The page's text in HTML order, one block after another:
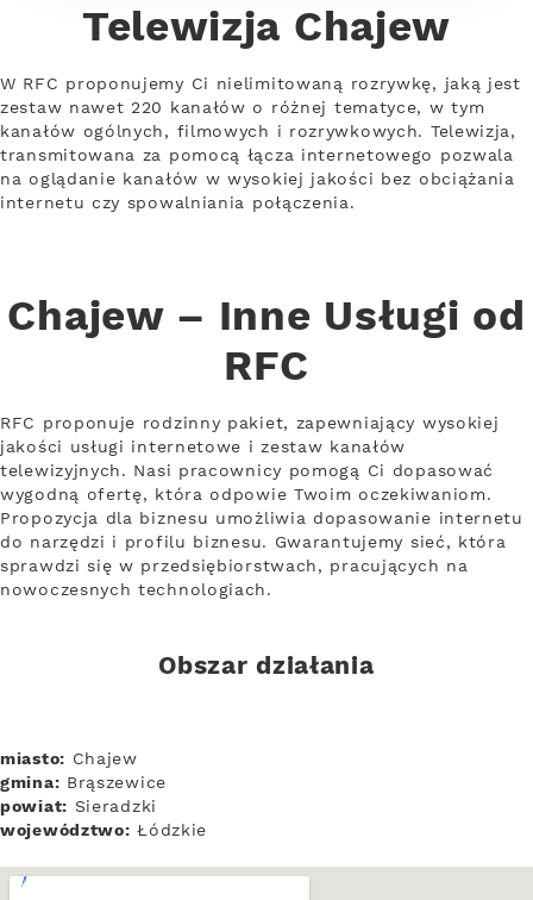
Telewizja Chajew
W RFC proponujemy Ci nielimitowaną rozrywkę, jaką jest
zestaw nawet 220 kanałów o różnej tematyce, w tym
kanałów ogólnych, filmowych i rozrywkowych. Telewizja,
transmitowana za pomocą łącza internetowego pozwala
na oglądanie kanałów w wysokiej jakości bez obciążania
internetu czy spowalniania połączenia.
Chajew – Inne Usługi od
RFC
RFC proponuje rodzinny pakiet, zapewniający wysokiej
jakości usługi internetowe i zestaw kanałów
telewizyjnych. Nasi pracownicy pomogą Ci dopasować
wygodną ofertę, która odpowie Twoim oczekiwaniom.
Propozycja dla biznesu umożliwia dopasowanie internetu
do narzędzi i profilu biznesu. Gwarantujemy sieć, która
sprawdzi się w przedsiębiorstwach, pracujących na
nowoczesnych technologiach.
Obszar działania
miasto: Chajew
gmina: Brąszewice
powiat: Sieradzki
województwo: Łódzkie